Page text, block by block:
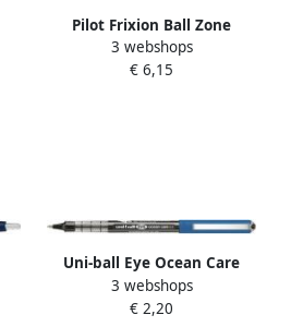
Pilot Frixion Ball Zone
gelroller uitwisbaar
medium punt 0 7 mm in
3 webshops
€ 6,15
Uni-ball Eye Ocean Care
roller schrijfbreedte 0 3 mm
zwart
3 webshops
€ 2,20